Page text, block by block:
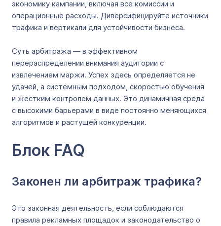
экономику кампании, включая все комиссии и
операционные расходы. Диверсифицируйте источники
трафика и вертикали для устойчивости бизнеса.
Суть арбитража — в эффективном
перераспределении внимания аудитории с
извлечением маржи. Успех здесь определяется не
удачей, а системным подходом, скоростью обучения
и жестким контролем данных. Это динамичная среда
с высокими барьерами в виде постоянно меняющихся
алгоритмов и растущей конкуренции.
Блок FAQ
Законен ли арбитраж трафика?
Это законная деятельность, если соблюдаются
правила рекламных площадок и законодательство о